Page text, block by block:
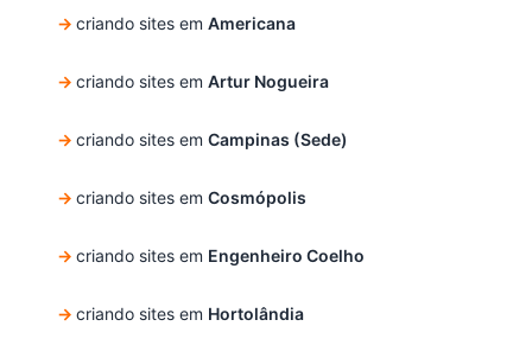
criando sites em Americana
criando sites em Artur Nogueira
criando sites em Campinas (Sede)
criando sites em Cosmópolis
criando sites em Engenheiro Coelho
criando sites em Hortolândia